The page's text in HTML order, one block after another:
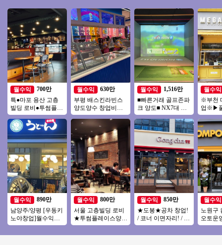
월수익
700만
특●마포 용산 고층
빌딩 로비●투썸플레
이스 양도●주5일만
영업●주인없이 운영
중●
월수익
890만
남양주/양평 [우동키
노야창업]월수익
1200만 #우동창업#
소자본창업#고수익
월수익
630만
부평 배스킨라빈스
양도양수 창업비용
권리인수 프랜차이
즈 창업 절차 직장인
투잡
월수익
800만
서울 고층빌딩 로비
★투썸플레이스양도
★오토운영 5시마감
★주5일영업★투잡
월수익
1,516만
■빠른거래 골프존파
크 양도■ NX7대 듀
얼플레이트 주차O #
골프존 #스크린골프
월수익
850만
★도봉★공차 창업!
/ 코너 이면자리! / 최
상급 위치! / 유동이
흐르는 위치!
월수익
※부천
업※▶
초역세
장/초보
업/
월수익
노원구
오토운
소자본
업 #초